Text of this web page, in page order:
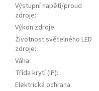
Výstupní napětí/proud
zdroje:
Výkon zdroje:
Životnost světelného LED
zdroje:
Váha:
Třída krytí (IP):
Elektrická ochrana: